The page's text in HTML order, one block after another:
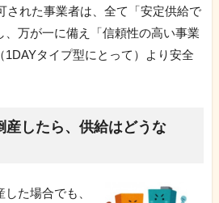
された事業者は、全て「安定供給で
、万が一に備え「信頼性の高い事業
タイプ型にとって）より安全
産したら、供給はどうな
た場合でも、